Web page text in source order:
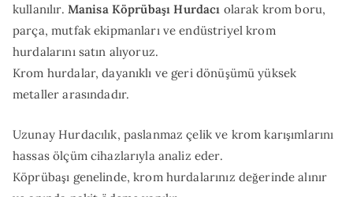
kullanılır. Manisa Köprübaşı Hurdacı olarak krom boru,
parça, mutfak ekipmanları ve endüstriyel krom
hurdalarını satın alıyoruz.
Krom hurdalar, dayanıklı ve geri dönüşümü yüksek
metaller arasındadır.
Uzunay Hurdacılık, paslanmaz çelik ve krom karışımlarını
hassas ölçüm cihazlarıyla analiz eder.
Köprübaşı genelinde, krom hurdalarınız değerinde alınır